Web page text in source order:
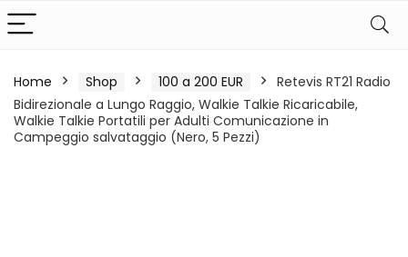
Home Shop 100 a 200 EUR
Retevis RT21 Radio
Bidirezionale a Lungo Raggio, Walkie Talkie Ricaricabile,
Walkie Talkie Portatili per Adulti Comunicazione in
Campeggio salvataggio (Nero, 5 Pezzi)